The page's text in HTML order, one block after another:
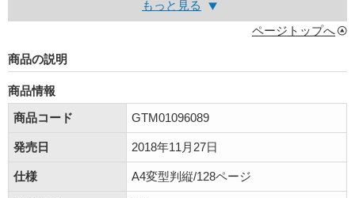
もっと見る
ページトップへ
商品の説明
商品情報
商品コード
GTM01096089
発売日 2018年11月27日
仕様 A4変型判縦/128ページ